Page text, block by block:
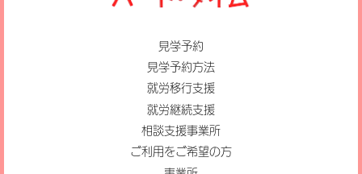
見学予約
見学予約方法
就労移行支援
就労継続支援
相談支援事業所
ご利用をご希望の方